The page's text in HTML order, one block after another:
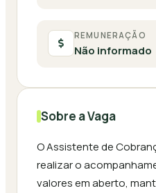
REMUNERAÇÃO
Não informado
Sobre a Vaga
O Assistente de
realizar o
valores em aberto,